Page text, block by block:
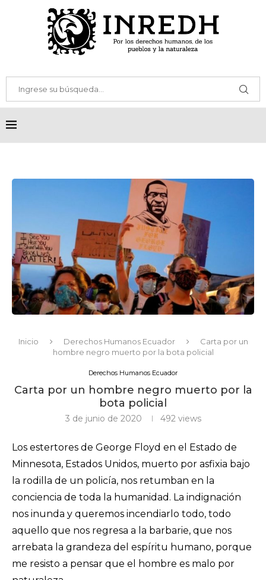
Inicio Derechos Humanos Ecuador
Carta por un
hombre negro muerto por la bota policial
Derechos Humanos Ecuador
Carta por un hombre negro muerto por la
bota policial
3 de junio de 2020 492views
Los estertores de George Floyd en el Estado de
Minnesota, Estados Unidos, muerto por asfixia bajo
la rodilla de un policía, nos retumban en la
conciencia de toda la humanidad. La indignación
nos inunda y queremos incendiarlo todo, todo
aquello que nos regresa a la barbarie, que nos
arrebata la grandeza del espíritu humano, porque
me resisto a pensar que el hombre es malo por